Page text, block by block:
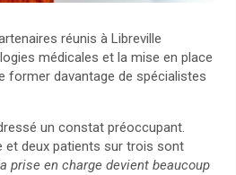
réunis à Libreville
médicales et la mise en place
former davantage de spécialistes
un constat préoccupant.
et deux patients sur trois sont
prise en charge devient beaucoup